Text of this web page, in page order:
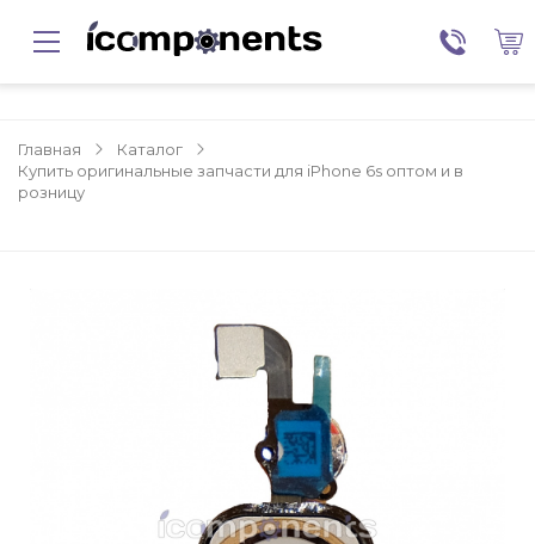
Главная
Каталог
Купить оригинальные запчасти для iPhone 6s оптом и в
розницу